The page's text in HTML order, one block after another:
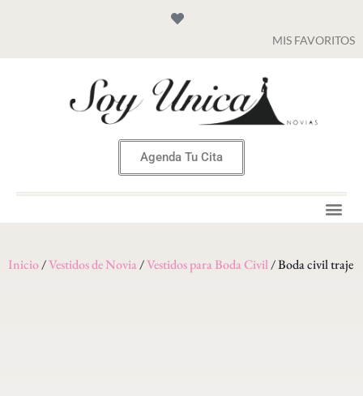
MIS FAVORITOS
Agenda Tu Cita
Inicio/Vestidos de Novia/Vestidos para Boda Civil/ Boda civil traje